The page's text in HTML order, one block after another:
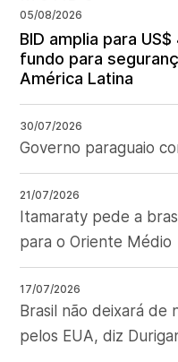
05/08/2026
BID amplia para
fundo para
América Latina
30/07/2026
Governo paraguaio
21/07/2026
Itamaraty pede a
para o Oriente Médio
17/07/2026
Brasil não deixará de
pelos EUA, diz